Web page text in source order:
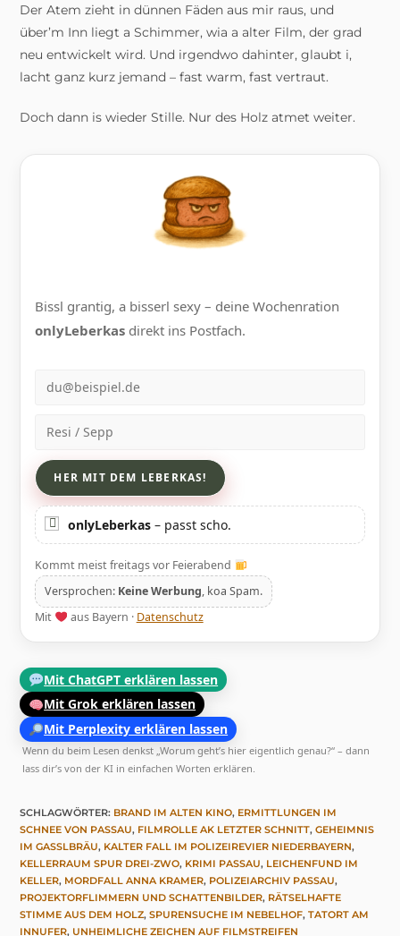
Der Atem zieht in dünnen Fäden aus mir raus, und
über’m Inn liegt a Schimmer, wia a alter Film, der grad
neu entwickelt wird. Und irgendwo dahinter, glaubt i,
lacht ganz kurz jemand – fast warm, fast vertraut.
Doch dann is wieder Stille. Nur des Holz atmet weiter.
Bissl grantig, a bisserl sexy – deine Wochenration
onlyLeberkas direkt ins Postfach.
E-Mail
Name
onlyLeberkas – passt scho.
Kommt meist freitags vor Feierabend
Versprochen: Keine Werbung, koa Spam.
Mit
aus Bayern · Datenschutz
Mit ChatGPT erklären lassen
Mit Grok erklären lassen
Mit Perplexity erklären lassen
Wenn du beim Lesen denkst „Worum geht’s hier eigentlich genau?“ – dann
lass dir’s von der KI in einfachen Worten erklären.
SCHLAGWÖRTER: BRAND IM ALTEN KINO, ERMITTLUNGEN IM
SCHNEE VON PASSAU, FILMROLLE AK LETZTER SCHNITT, GEHEIMNIS
IM GASSLBRÄU, KALTER FALL IM POLIZEIREVIER NIEDERBAYERN,
KELLERRAUM SPUR DREI-ZWO, KRIMI PASSAU, LEICHENFUND IM
KELLER, MORDFALL ANNA KRAMER, POLIZEIARCHIV PASSAU,
PROJEKTORFLIMMERN UND SCHATTENBILDER, RÄTSELHAFTE
STIMME AUS DEM HOLZ, SPURENSUCHE IM NEBELHOF, TATORT AM
INNUFER, UNHEIMLICHE ZEICHEN AUF FILMSTREIFEN